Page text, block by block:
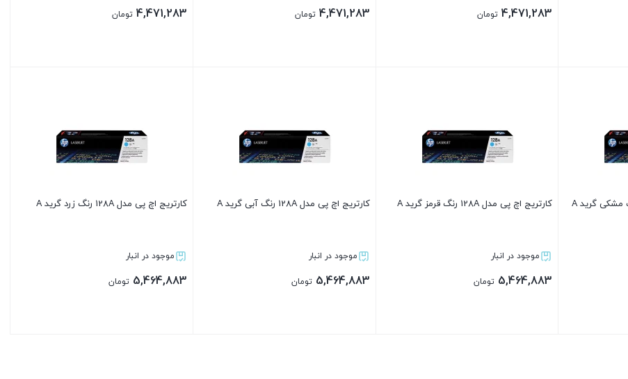
4,471,283 تومان 4,471,283 تومان 4,471,283 تومان
کارتریج اچ پی مدل 128A رنگ قرمز گرید A
موجود در انبار
5,464,883 تومان
کارتریج اچ پی مدل 128A رنگ آبی گرید A
موجود در انبار
5,464,883 تومان
کارتریج اچ پی مدل 128A رنگ زرد گرید A
موجود در انبار
5,464,883 تومان